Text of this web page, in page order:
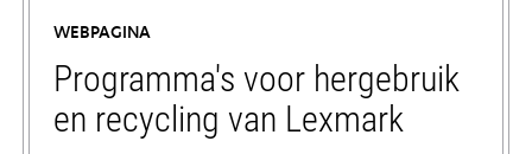
new
tab
WEBPAGINA
Programma's voor hergebruik
en recycling van Lexmark